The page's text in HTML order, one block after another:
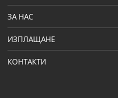
ЗА НАС
ИЗПЛАЩАНЕ
КОНТАКТИ